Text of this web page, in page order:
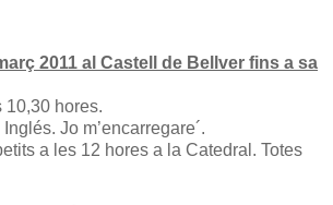
2011 al Castell de Bellver fins a sa
10,30 hores.
Jo m’encarregare´.
a les 12 hores a la Catedral. Totes